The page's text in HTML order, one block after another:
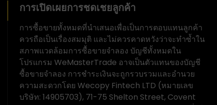
การเปิดเผยการชดเชยลูกค้า
การซื้อขายทั้งหมดที่นำเสนอเพื่อเป็นการตอบแทนลูกค้า
ควรถือเป็นเรื่องสมมุติ และไม่ควรคาดหวังว่าจะทำซ้ำใน
สภาพแวดล้อมการซื้อขายจำลอง บัญชีทั้งหมดใน
โปรแกรม WeMasterTrade อาจเป็นตัวแทนของบัญชี
ซื้อขายจำลอง การชำระเงินจะถูกรวบรวมและอำนวย
ความสะดวกโดย Wecopy Fintech LTD (หมายเลข
บริษัท: 14905703), 71-75 Shelton Street, Covent